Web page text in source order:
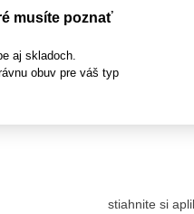
musíte poznať
aj skladoch.
obuv pre váš typ
stiahnite si